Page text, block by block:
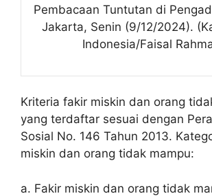
Pembacaan Tuntutan di
Jakarta, Senin (9/12/2024).
Indonesia/Faisal
Kriteria fakir miskin dan orang
yang terdaftar sesuai dengan
Sosial No. 146 Tahun 2013.
miskin dan orang tidak mampu:
a. Fakir miskin dan orang tidak